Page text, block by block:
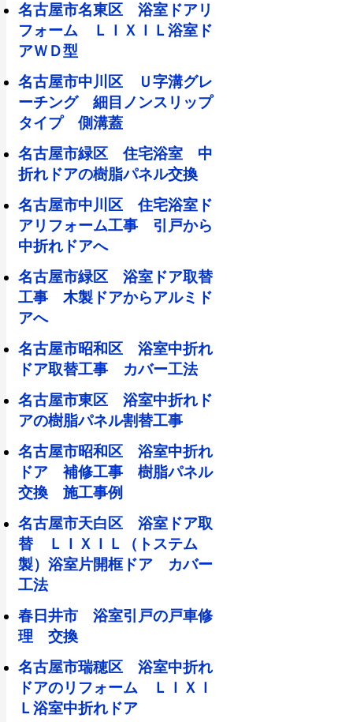
名古屋市名東区 浴室ドアリ
フォーム ＬＩＸＩＬ浴室ド
アＷＤ型
名古屋市中川区 Ｕ字溝グレ
ーチング 細目ノンスリップ
タイプ 側溝蓋
名古屋市緑区 住宅浴室 中
折れドアの樹脂パネル交換
名古屋市中川区 住宅浴室ド
アリフォーム工事 引戸から
中折れドアへ
名古屋市緑区 浴室ドア取替
工事 木製ドアからアルミド
アへ
名古屋市昭和区 浴室中折れ
ドア取替工事 カバー工法
名古屋市東区 浴室中折れド
アの樹脂パネル割替工事
名古屋市昭和区 浴室中折れ
ドア 補修工事 樹脂パネル
交換 施工事例
名古屋市天白区 浴室ドア取
替 ＬＩＸＩＬ（トステム
製）浴室片開框ドア カバー
工法
春日井市 浴室引戸の戸車修
理 交換
名古屋市瑞穂区 浴室中折れ
ドアのリフォーム ＬＩＸＩ
Ｌ浴室中折れドア